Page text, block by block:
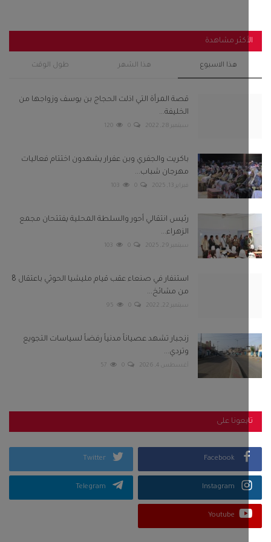
مشاهدة
هذا الاسبوع هذا الشهر طول الوقت
قصة المرأة التي اذلت الحجاج بن يوسف وزواجها من
الخليفة...
0
120
باكريت والجفري وبن عفرار يشهدون اختتام فعاليات
مهرجان شباب...
فبراير 13, 2025 0
103
رئيس انتقالي أحور والسلطة المحلية يفتتحان مجمع
الزهراء...
سبتمبر 29, 2025 0
103
استنفار في صنعاء عقب قيام مليشيا الحوثي باعتقال 8
من مشائخ...
0
95
زنجبار تشهد عصياناً مدنياً رفضاً لسياسات التجويع
وتردي...
أغسطس 4, 2026 0
57
على
Facebook
Twitter
Instagram
Telegram
Youtube